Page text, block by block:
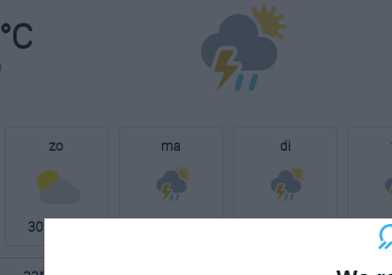
°C
zo
30°
ma di
28°